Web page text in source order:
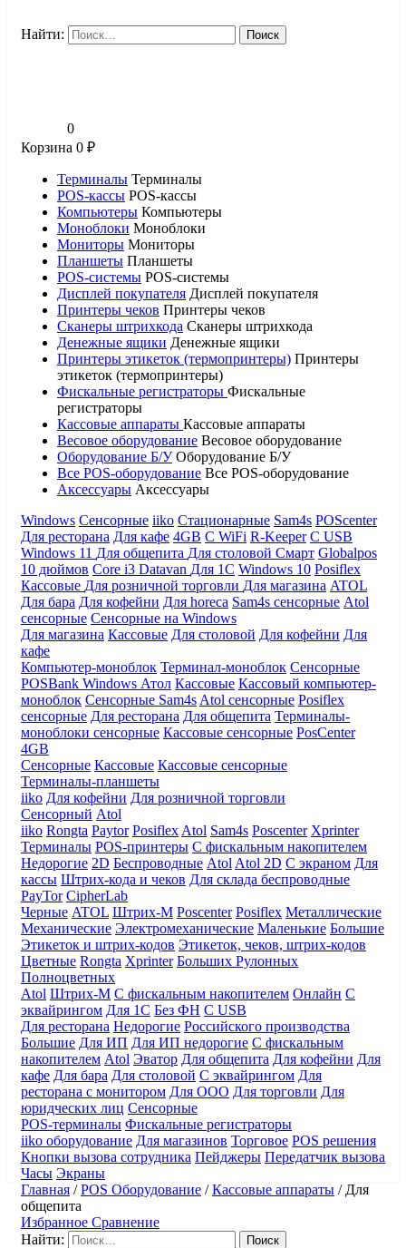
Найти:
0
Корзина 0 ₽
Терминалы Терминалы
POS-кассы POS-кассы
Компьютеры Компьютеры
Моноблоки Моноблоки
Мониторы Мониторы
Планшеты Планшеты
POS-системы POS-системы
Дисплей покупателя Дисплей покупателя
Принтеры чеков Принтеры чеков
Сканеры штрихкода Сканеры штрихкода
Денежные ящики Денежные ящики
Принтеры этикеток (термопринтеры) Принтеры
этикеток (термопринтеры)
Фискальные регистраторы Фискальные
регистраторы
Кассовые аппараты Кассовые аппараты
Весовое оборудование Весовое оборудование
Оборудование Б/У Оборудование Б/У
Все POS-оборудование Все POS-оборудование
Аксессуары Аксессуары
Windows Сенсорные iiko Стационарные Sam4s POScenter
Для ресторана Для кафе 4GB С WiFi R-Keeper С USB
Windows 11 Для общепита Для столовой Смарт Globalpos
10 дюймов Core i3 Datavan Для 1С Windows 10 Posiflex
Кассовые Для розничной торговли Для магазина ATOL
Для бара Для кофейни Для horeca Sam4s сенсорные Atol
сенсорные Сенсорные на Windows
Для магазина Кассовые Для столовой Для кофейни Для
кафе
Компьютер-моноблок Терминал-моноблок Сенсорные
POSBank Windows Атол Кассовые Кассовый компьютер-
моноблок Сенсорные Sam4s Atol сенсорные Posiflex
сенсорные Для ресторана Для общепита Терминалы-
моноблоки сенсорные Кассовые сенсорные PosCenter
4GB
Сенсорные Кассовые Кассовые сенсорные
Терминалы-планшеты
iiko Для кофейни Для розничной торговли
Сенсорный Atol
iiko Rongta Paytor Posiflex Atol Sam4s Poscenter Xprinter
Терминалы POS-принтеры С фискальным накопителем
Недорогие 2D Беспроводные Atol Atol 2D С экраном Для
кассы Штрих-кода и чеков Для склада беспроводные
PayTor CipherLab
Черные ATOL Штрих-М Poscenter Posiflex Металлические
Механические Электромеханические Маленькие Большие
Этикеток и штрих-кодов Этикеток, чеков, штрих-кодов
Цветные Rongta Xprinter Больших Рулонных
Полноцветных
Atol Штрих-М С фискальным накопителем Онлайн С
эквайрингом Для 1С Без ФН С USB
Для ресторана Недорогие Российского производства
Большие Для ИП Для ИП недорогие С фискальным
накопителем Atol Эватор Для общепита Для кофейни Для
кафе Для бара Для столовой С эквайрингом Для
ресторана с монитором Для ООО Для торговли Для
юридческих лиц Сенсорные
POS-терминалы Фискальные регистраторы
iiko оборудование Для магазинов Торговое POS решения
Кнопки вызова сотрудника Пейджеры Передатчик вызова
Часы Экраны
Главная /POS Оборудование /Кассовые аппараты / Для
общепита
Избранное Сравнение
Найти: